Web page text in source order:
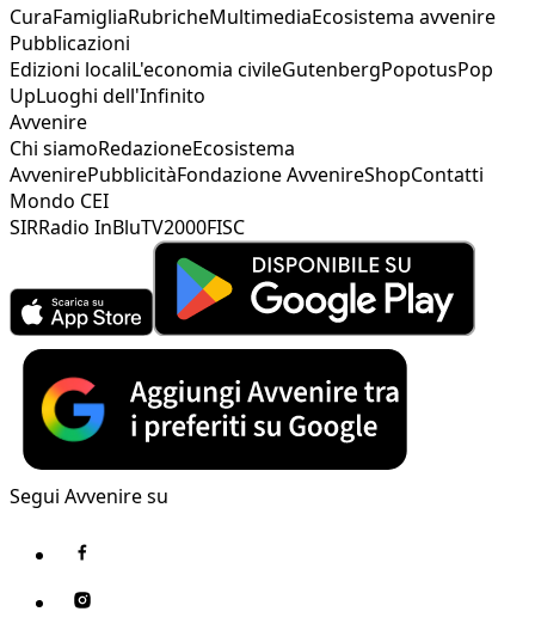
CuraFamigliaRubricheMultimediaEcosistema avvenire
Pubblicazioni
Edizioni localiL'economia civileGutenbergPopotusPop
UpLuoghi dell'Infinito
Avvenire
Chi siamoRedazioneEcosistema
AvvenirePubblicitàFondazione AvvenireShopContatti
Mondo CEI
SIRRadio InBluTV2000FISC
Segui Avvenire su